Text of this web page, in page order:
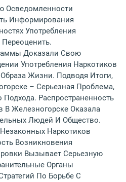
Информирования
Употребления
Доказали Свою
Употребления Наркотиков
Жизни. Подводя Итоги,
– Серьезная Проблема,
Распространенность
В Железногорске Оказала
Людей И Общество.
Наркотиков
Возникновения
Вызывает Серьезную
Органы
По Борьбе С